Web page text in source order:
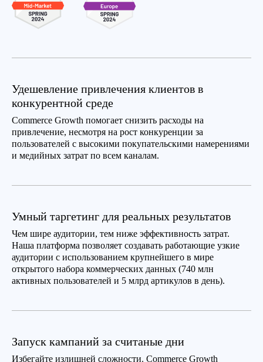
Удешевление привлечения клиентов в
конкурентной среде
Commerce Growth помогает снизить расходы на
привлечение, несмотря на рост конкуренции за
пользователей с высокими покупательскими намерениями
и медийных затрат по всем каналам.
Умный таргетинг для реальных результатов
Чем шире аудитории, тем ниже эффективность затрат.
Наша платформа позволяет создавать работающие узкие
аудитории с использованием крупнейшего в мире
открытого набора коммерческих данных (740 млн
активных пользователей и 5 млрд артикулов в день).
Запуск кампаний за считаные дни
Избегайте излишней сложности. Commerce Growth